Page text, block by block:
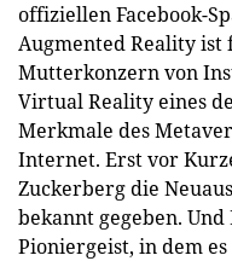
offiziellen Facebook-
Augmented Reality ist
Mutterkonzern von
Virtual Reality eines
Merkmale des
Internet. Erst vor
Zuckerberg die
bekannt gegeben.
Pioniergeist, in dem